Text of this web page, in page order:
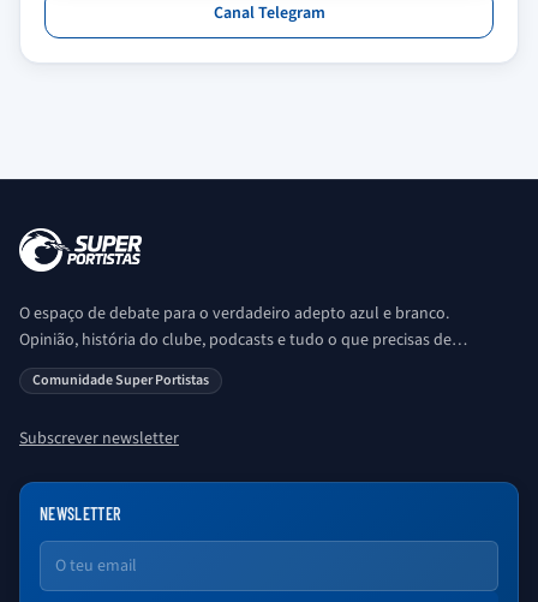
Canal Telegram
O espaço de debate para o verdadeiro adepto azul e branco.
Opinião, história do clube, podcasts e tudo o que precisas de
saber sobre o universo Porto. Ser Porto é aqui!
Comunidade Super Portistas
Subscrever newsletter
NEWSLETTER
Email